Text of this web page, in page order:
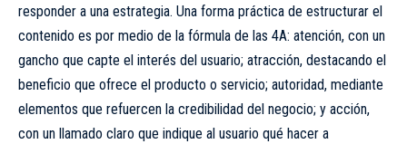
responder a una estrategia. Una forma práctica de estructurar el
contenido es por medio de la fórmula de las 4A: atención, con un
gancho que capte el interés del usuario; atracción, destacando el
beneficio que ofrece el producto o servicio; autoridad, mediante
elementos que refuercen la credibilidad del negocio; y acción,
con un llamado claro que indique al usuario qué hacer a